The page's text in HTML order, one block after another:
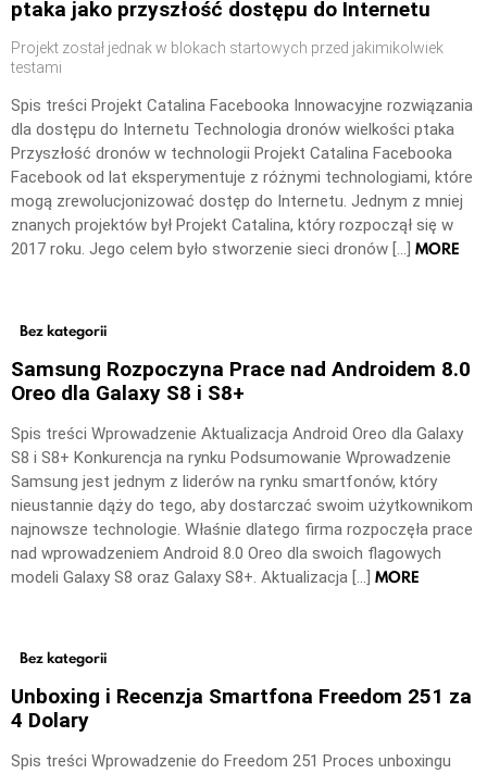
ptaka jako przyszłość dostępu do Internetu
Projekt został jednak w blokach startowych przed jakimikolwiek
testami
Spis treści Projekt Catalina Facebooka Innowacyjne rozwiązania
dla dostępu do Internetu Technologia dronów wielkości ptaka
Przyszłość dronów w technologii Projekt Catalina Facebooka
Facebook od lat eksperymentuje z różnymi technologiami, które
mogą zrewolucjonizować dostęp do Internetu. Jednym z mniej
znanych projektów był Projekt Catalina, który rozpoczął się w
2017 roku. Jego celem było stworzenie sieci dronów […] MORE
Bez kategorii
Samsung Rozpoczyna Prace nad Androidem 8.0
Oreo dla Galaxy S8 i S8+
Spis treści Wprowadzenie Aktualizacja Android Oreo dla Galaxy
S8 i S8+ Konkurencja na rynku Podsumowanie Wprowadzenie
Samsung jest jednym z liderów na rynku smartfonów, który
nieustannie dąży do tego, aby dostarczać swoim użytkownikom
najnowsze technologie. Właśnie dlatego firma rozpoczęła prace
nad wprowadzeniem Android 8.0 Oreo dla swoich flagowych
modeli Galaxy S8 oraz Galaxy S8+. Aktualizacja […] MORE
Bez kategorii
Unboxing i Recenzja Smartfona Freedom 251 za
4 Dolary
Spis treści Wprowadzenie do Freedom 251 Proces unboxingu